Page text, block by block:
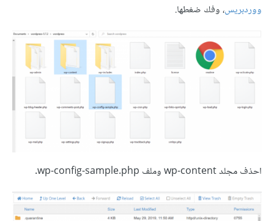
ووردبريس، وفك ضغطها.
احذف مجلد wp-content وملف wp-config-sample.php.